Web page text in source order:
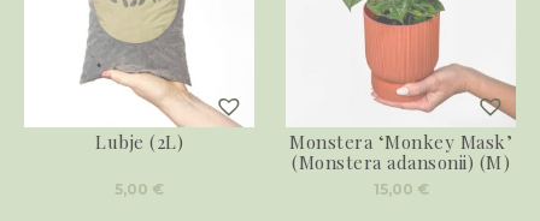
Lubje (2L)
5,00 €
Monstera ‘Monkey Mask’
(Monstera adansonii) (M)
15,00 €